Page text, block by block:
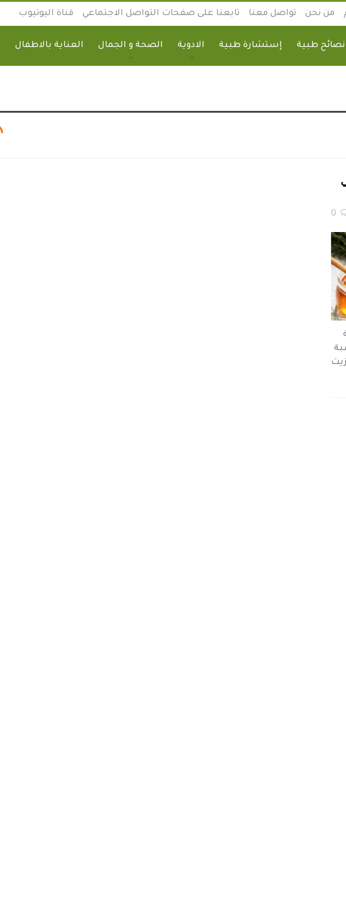
من نحن تواصل معنا تابعنا على صفحات التواصل الاجتماعي قناة اليوتيوب
نصائح طبية إستشارة طبية الادوية الصحة و الجمال العناية بالاطفال